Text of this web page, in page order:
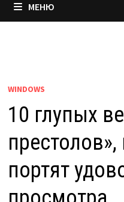
МЕНЮ
WINDOWS
10 глупых
портят